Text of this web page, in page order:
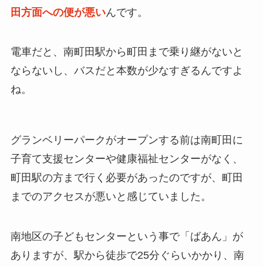
田方面への便が悪いんです。
電車だと、南町田駅から町田まで乗り継がないと
ならないし、バスだと本数が少なすぎるんですよ
ね。
グランベリーパークがオープンする前は南町田に
子育て支援センターや健康福祉センターがなく、
町田駅の方まで行く必要があったのですが、町田
までのアクセスが悪いと感じていました。
南地区の子どもセンターという事で「ばあん」が
ありますが、駅から徒歩で25分ぐらいかかり、南